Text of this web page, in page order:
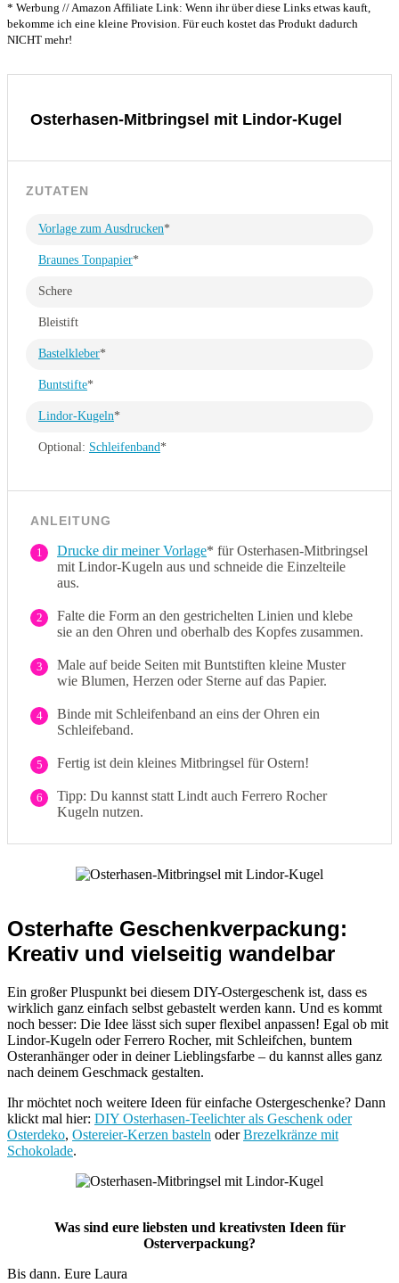
* Werbung // Amazon Affiliate Link: Wenn ihr über diese Links etwas kauft,
bekomme ich eine kleine Provision. Für euch kostet das Produkt dadurch
NICHT mehr!
Osterhasen-Mitbringsel mit Lindor-Kugel
ZUTATEN
Vorlage zum Ausdrucken*
Braunes Tonpapier*
Schere
Bleistift
Bastelkleber*
Buntstifte*
Lindor-Kugeln*
Optional: Schleifenband*
ANLEITUNG
1 Drucke dir meiner Vorlage* für Osterhasen-Mitbringsel
mit Lindor-Kugeln aus und schneide die Einzelteile
aus.
2
Falte die Form an den gestrichelten Linien und klebe
sie an den Ohren und oberhalb des Kopfes zusammen.
3
Male auf beide Seiten mit Buntstiften kleine Muster
wie Blumen, Herzen oder Sterne auf das Papier.
4
Binde mit Schleifenband an eins der Ohren ein
Schleifeband.
5 Fertig ist dein kleines Mitbringsel für Ostern!
6
Tipp: Du kannst statt Lindt auch Ferrero Rocher
Kugeln nutzen.
Osterhafte Geschenkverpackung:
Kreativ und vielseitig wandelbar
Ein großer Pluspunkt bei diesem DIY-Ostergeschenk ist, dass es
wirklich ganz einfach selbst gebastelt werden kann. Und es kommt
noch besser: Die Idee lässt sich super flexibel anpassen! Egal ob mit
Lindor-Kugeln oder Ferrero Rocher, mit Schleifchen, buntem
Osteranhänger oder in deiner Lieblingsfarbe – du kannst alles ganz
nach deinem Geschmack gestalten.
Ihr möchtet noch weitere Ideen für einfache Ostergeschenke? Dann
klickt mal hier: DIY Osterhasen-Teelichter als Geschenk oder
Osterdeko, Ostereier-Kerzen basteln oderBrezelkränze mit
Schokolade.
Was sind eure liebsten und kreativsten Ideen für
Osterverpackung?
Bis dann. Eure Laura